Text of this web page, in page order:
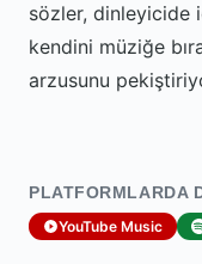
sözler, dinleyicide
kendini müziğe
arzusunu
PLATFORMLARDA
YouTube Music